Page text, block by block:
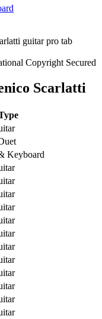
Copyright Secured
Scarlatti
Keyboard